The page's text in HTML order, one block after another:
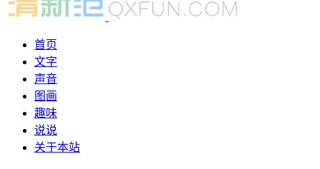
首页
文字
声音
图画
趣味
说说
关于本站